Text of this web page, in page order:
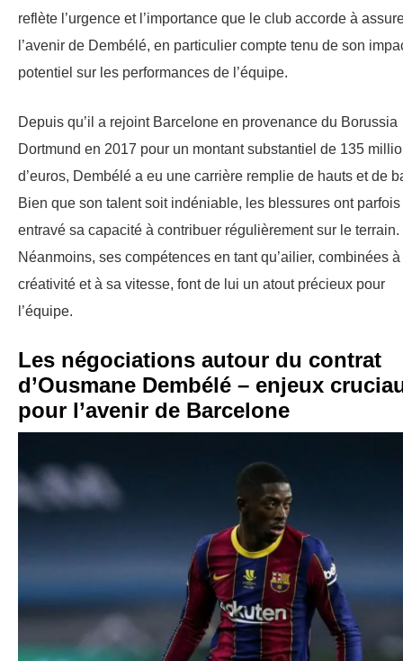
reflète l’urgence et l’importance que le club accorde à
l’avenir de Dembélé, en particulier compte tenu de son
potentiel sur les performances de l’équipe.
Depuis qu’il a rejoint Barcelone en provenance du Borussia
Dortmund en 2017 pour un montant substantiel de 135
d’euros, Dembélé a eu une carrière remplie de hauts et de
Bien que son talent soit indéniable, les blessures ont parfois
entravé sa capacité à contribuer régulièrement sur le terrain.
Néanmoins, ses compétences en tant qu’ailier, combinées
créativité et à sa vitesse, font de lui un atout précieux pour
l’équipe.
Les négociations autour du contrat
d’Ousmane Dembélé – enjeux
pour l’avenir de Barcelone